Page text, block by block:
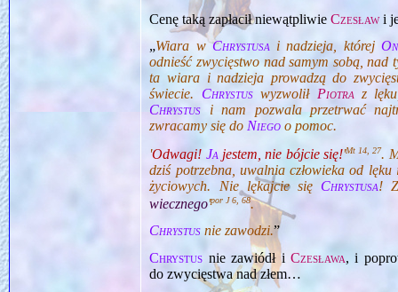
Cenę taką zapłacił niewątpliwieCzesławi
„Wiara wChrystusa i nadzieja, której On
odnieść zwycięstwo nad samym sobą, nad
ta wiara i nadzieja prowadzą do
świecie. Chrystuswyzwolił Piotra z
Chrystus i nam pozwala przetrwać
zwracamy się do Niego o pomoc.
'Odwagi! Ja jestem, nie bójcie się!'Mt 14, 27.
dziś potrzebna, uwalnia człowieka od
życiowych. Nie lękajcie się Chrystusa!
wiecznego'por J 6, 68.
Chrystus nie zawodzi.”
Chrystus nie zawiódł iCzesława, i
do zwycięstwa nad złem…